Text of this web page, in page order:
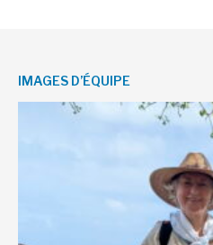
IMAGES D’ÉQUIPE